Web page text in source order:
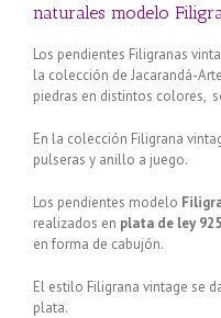
naturales modelo
Los pendientes Filigranas
la colección de Jacarandá-
piedras en distintos colores,
En la colección Filigrana
pulseras y anillo a juego.
Los pendientes modelo
realizados en plata de ley 925
en forma de cabujón.
El estilo Filigrana vintage se
plata.